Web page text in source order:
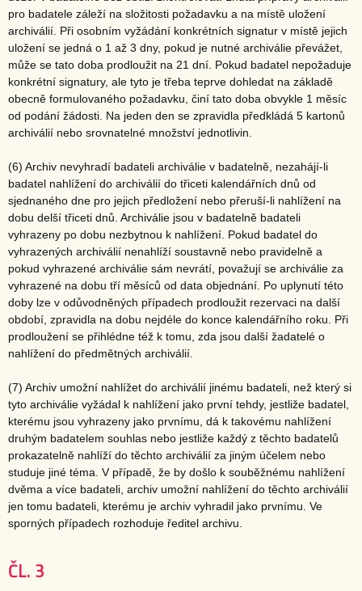
pro badatele záleží na složitosti požadavku a na místě uložení
archiválií. Při osobním vyžádání konkrétních signatur v místě jejich
uložení se jedná o 1 až 3 dny, pokud je nutné archiválie převážet,
může se tato doba prodloužit na 21 dní. Pokud badatel nepožaduje
konkrétní signatury, ale tyto je třeba teprve dohledat na základě
obecně formulovaného požadavku, činí tato doba obvykle 1 měsíc
od podání žádosti. Na jeden den se zpravidla předkládá 5 kartonů
archiválií nebo srovnatelné množství jednotlivin.
(6) Archiv nevyhradí badateli archiválie v badatelně, nezahájí-li
badatel nahlížení do archiválií do třiceti kalendářních dnů od
sjednaného dne pro jejich předložení nebo přeruší-li nahlížení na
dobu delší třiceti dnů. Archiválie jsou v badatelně badateli
vyhrazeny po dobu nezbytnou k nahlížení. Pokud badatel do
vyhrazených archiválií nenahlíží soustavně nebo pravidelně a
pokud vyhrazené archiválie sám nevrátí, považují se archiválie za
vyhrazené na dobu tří měsíců od data objednání. Po uplynutí této
doby lze v odůvodněných případech prodloužit rezervaci na další
období, zpravidla na dobu nejdéle do konce kalendářního roku. Při
prodloužení se přihlédne též k tomu, zda jsou další žadatelé o
nahlížení do předmětných archiválií.
(7) Archiv umožní nahlížet do archiválií jinému badateli, než který si
tyto archiválie vyžádal k nahlížení jako první tehdy, jestliže badatel,
kterému jsou vyhrazeny jako prvnímu, dá k takovému nahlížení
druhým badatelem souhlas nebo jestliže každý z těchto badatelů
prokazatelně nahlíží do těchto archiválií za jiným účelem nebo
studuje jiné téma. V případě, že by došlo k souběžnému nahlížení
dvěma a více badateli, archiv umožní nahlížení do těchto archiválií
jen tomu badateli, kterému je archiv vyhradil jako prvnímu. Ve
sporných případech rozhoduje ředitel archivu.
ČL. 3